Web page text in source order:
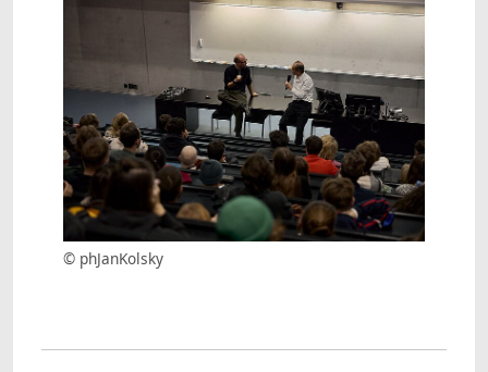
Show larger version
© phJanKolsky